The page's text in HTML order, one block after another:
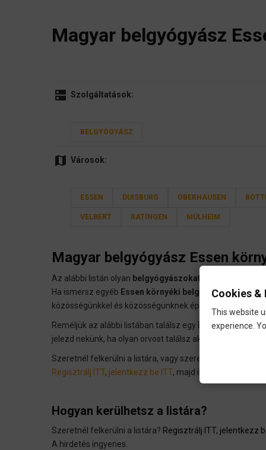
Magyar belgyógyász
dns Szolgáltatások:
BELGYÓGYÁSZ
map Városok:
ESSEN DUISBURG OBERHAUSEN
VELBERT RATINGEN MÜLHEIM
Magyar belgyógyász Essen
Az alábbi listán olyan belgyógyászokat
Ha ismersz egyéb Essen környéki belgyógyászokat-t
közösségünkkel és közösségünknek épül.
Reméljük az alábbi listában találsz egy Essen környéki
jelezd nekünk, ha olyan orvost találsz aki már nem
Szeretnél felkerülni a listára, vagy szeretnél beiktatni
Regisztrálj ITT, jelentkezz be ITT, majd iktasd
Hogyan kerülhetsz a listára?
Szeretnél felkerülni a listára? Regisztrálj ITT, jelentkezz
A hirdetés ingyenes.
Cookies &
This website
experience.